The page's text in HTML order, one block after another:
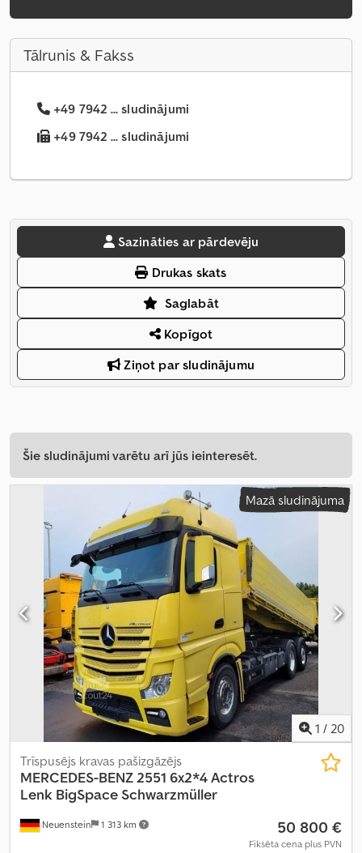
Tālrunis & Fakss
+49 7942 ... sludinājumi
+49 7942 ... sludinājumi
Sazināties ar pārdevēju
Drukas skats
Saglabāt
Kopīgot
Ziņot par sludinājumu
Šie sludinājumi varētu arī jūs ieinteresēt.
Mazā sludinājuma
1 / 20
Neuenstein 1 313 km
Trīspusējs kravas pašizgāzējs
MERCEDES-BENZ2551 6x2*4 Actros
Lenk BigSpace Schwarzmüller
50 800 €
Fiksēta cena plus PVN